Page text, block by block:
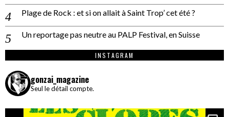
Plage de Rock : et si on allait à Saint Trop’ cet été ?
Un reportage pas neutre au PALP Festival, en Suisse
INSTAGRAM
gonzai_magazine
Seul le détail compte.